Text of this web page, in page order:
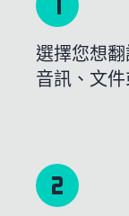
選擇您想
音訊、文